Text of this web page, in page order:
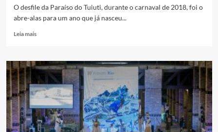
e
movimento
#RioporInteiro
de
Imbariê
O desfile da Paraíso do Tuiuti, durante o carnaval de 2018, foi o
abre-alas para um ano que já nasceu...
Leia maisRead
Participação
social
renovação
política
no
Rio